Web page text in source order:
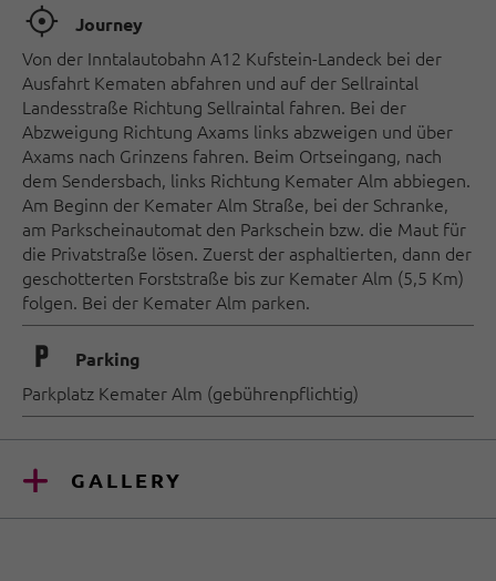
🞞 Journey
Von der Inntalautobahn A12 Kufstein-Landeck bei der
Ausfahrt Kematen abfahren und auf der Sellraintal
Landesstraße Richtung Sellraintal fahren. Bei der
Abzweigung Richtung Axams links abzweigen und über
Axams nach Grinzens fahren. Beim Ortseingang, nach
dem Sendersbach, links Richtung Kemater Alm abbiegen.
Am Beginn der Kemater Alm Straße, bei der Schranke,
am Parkscheinautomat den Parkschein bzw. die Maut für
die Privatstraße lösen. Zuerst der asphaltierten, dann der
geschotterten Forststraße bis zur Kemater Alm (5,5 Km)
folgen. Bei der Kemater Alm parken.
🐈 Parking
Parkplatz Kemater Alm (gebührenpflichtig)
GALLERY